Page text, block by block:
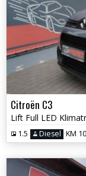
Citroën C3
Lift Full LED
1.5 Diesel KM